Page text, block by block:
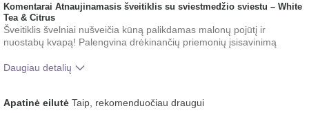
Komentarai Atnaujinamasis šveitiklis su sviestmedžio sviestu – White
Tea & Citrus
Šveitiklis švelniai nušveičia kūną palikdamas malonų pojūtį ir
nuostabų kvapą! Palengvina drėkinančių priemonių įsisavinimą
Daugiau detalių
šio produkto naudojimo?
pojūtis ant odos
Apatinė eilutė Taip, rekomenduočiau draugui